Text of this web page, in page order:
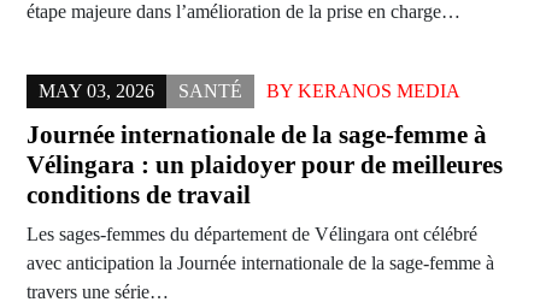
étape majeure dans l’amélioration de la prise en charge…
MAY 03, 2026 SANTÉ BY KERANOS MEDIA
Journée internationale de la sage-femme à
Vélingara : un plaidoyer pour de meilleures
conditions de travail
Les sages-femmes du département de Vélingara ont célébré
avec anticipation la Journée internationale de la sage-femme à
travers une série…